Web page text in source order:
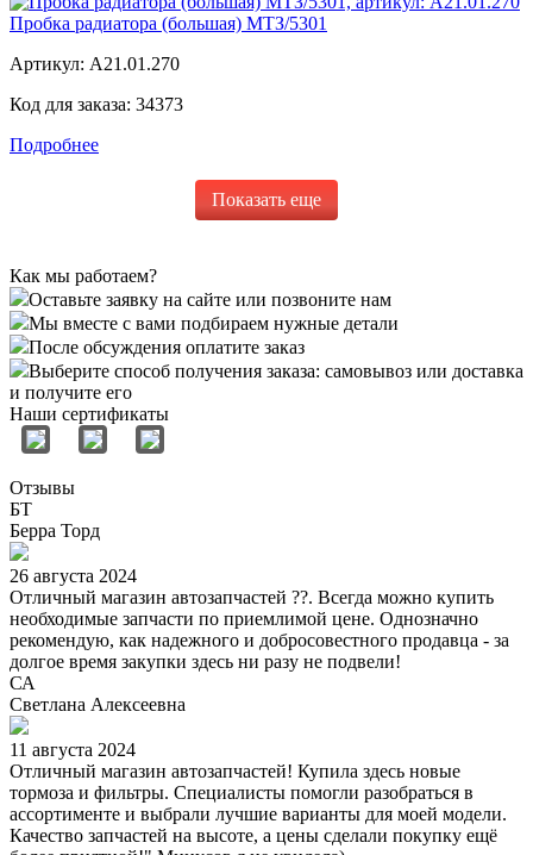
Пробка радиатора (большая) МТЗ/5301
Артикул: А21.01.270
Код для заказа: 34373
Подробнее
Показать еще
Как мы работаем?
Оставьте заявку на сайте или позвоните нам
Мы вместе с вами подбираем нужные детали
После обсуждения оплатите заказ
Выберите способ получения заказа: самовывоз или доставка
и получите его
Наши сертификаты
Отзывы
БТ
Берра Торд
26 августа 2024
Отличный магазин автозапчастей ??. Всегда можно купить
необходимые запчасти по приемлимой цене. Однозначно
рекомендую, как надежного и добросовестного продавца - за
долгое время закупки здесь ни разу не подвели!
СА
Светлана Алексеевна
11 августа 2024
Отличный магазин автозапчастей! Купила здесь новые
тормоза и фильтры. Специалисты помогли разобраться в
ассортименте и выбрали лучшие варианты для моей модели.
Качество запчастей на высоте, а цены сделали покупку ещё